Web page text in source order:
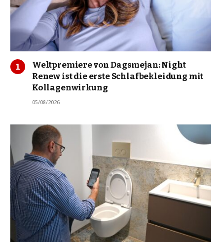
Weltpremiere von Dagsmejan: Night
Renew ist die erste Schlafbekleidung mit
Kollagenwirkung
05/08/2026